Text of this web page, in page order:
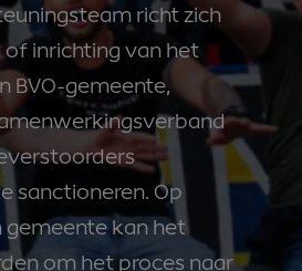
richt zich
inrichting van het
BVO-gemeente,
sanctioneren. Op
gemeente kan het
om het proces naar